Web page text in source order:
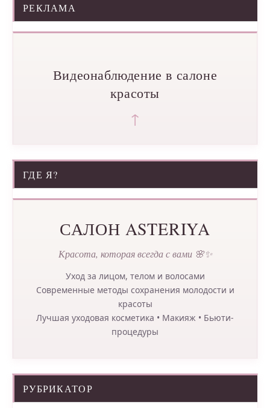
РЕКЛАМА
Видеонаблюдение в салоне
красоты
↑
ГДЕ Я?
САЛОН ASTERIYA
Красота, которая всегда с вами 🌸✨
Уход за лицом, телом и волосами
Современные методы сохранения молодости и
красоты
Лучшая уходовая косметика • Макияж • Бьюти-
процедуры
РУБРИКАТОР